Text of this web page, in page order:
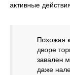
активные
Похожая
дворе
завален
даже